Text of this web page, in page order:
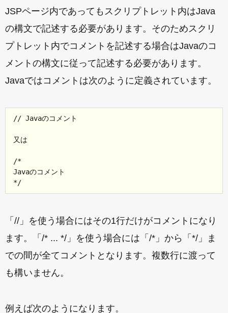
JSPページ内であってもスクリプトレット内はJava
の構文で記述する必要があります。そのためスクリ
プトレット内でコメントを記述する場合はJavaのコ
メントの構文に従って記述する必要があります。
Javaではコメントは次のように定義されています。
// Javaのコメント
又は
/*
Javaのコメント
「//」を使う場合にはその1行だけがコメントになり
ます。「/* ... */」を使う場合には「/*」から「*/」ま
での間が全てコメントとなります。複数行に渡って
も構いません。
例えば次のようになります。